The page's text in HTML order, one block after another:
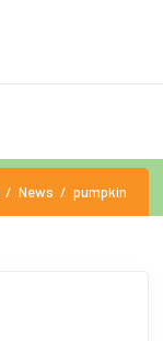
News pumpkin